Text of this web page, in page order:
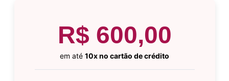
R$ 600,00
em até 10x no cartão de crédito